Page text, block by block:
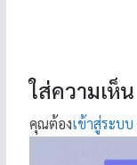
ใส่ความเห็น
คุณต้องเข้าสู่ระบบ